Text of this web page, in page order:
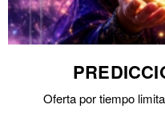
Oferta por tiempo